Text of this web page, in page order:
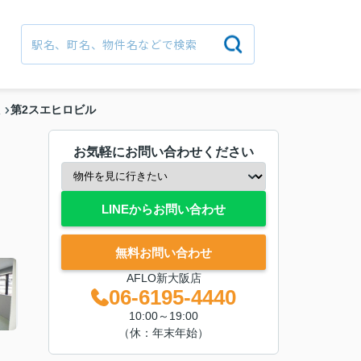
第2スエヒロビル
お気軽にお問い合わせください
LINEからお問い合わせ
無料お問い合わせ
AFLO新大阪店
06-6195-4440
10:00～19:00
（休：年末年始）